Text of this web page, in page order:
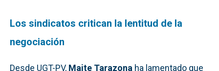
Los sindicatos critican la lentitud de la
negociación
Desde UGT-PV, Maite Tarazona ha lamentado que